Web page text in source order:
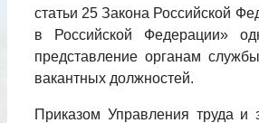
статьи 25 Закона Российской
в Российской Федерации»
представление органам
вакантных должностей.
Приказом Управления труда